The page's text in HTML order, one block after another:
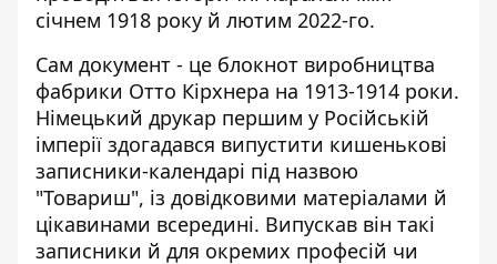
січнем 1918 року й лютим 2022-го.
Сам документ - це блокнот виробництва
фабрики Отто Кірхнера на 1913-1914 роки.
Німецький друкар першим у Російській
імперії здогадався випустити кишенькові
записники-календарі під назвою
"Товариш", із довідковими матеріалами й
цікавинами всередині. Випускав він такі
записники й для окремих професій чи